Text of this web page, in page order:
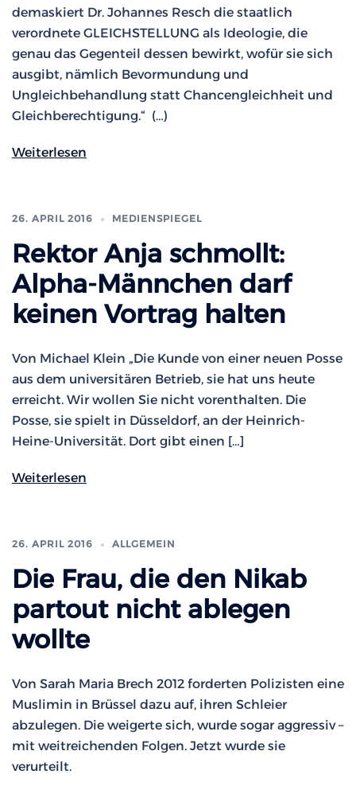
demaskiert Dr. Johannes Resch die staatlich
verordnete GLEICHSTELLUNG als Ideologie, die
genau das Gegenteil dessen bewirkt, wofür sie sich
ausgibt, nämlich Bevormundung und
Ungleichbehandlung statt Chancengleichheit und
Gleichberechtigung.“ (…)
Weiterlesen
26. APRIL 2016 MEDIENSPIEGEL
Rektor Anja schmollt:
Alpha-Männchen darf
keinen Vortrag halten
Von Michael Klein „Die Kunde von einer neuen Posse
aus dem universitären Betrieb, sie hat uns heute
erreicht. Wir wollen Sie nicht vorenthalten. Die
Posse, sie spielt in Düsseldorf, an der Heinrich-
Heine-Universität. Dort gibt einen […]
Weiterlesen
26. APRIL 2016 ALLGEMEIN
Die Frau, die den Nikab
partout nicht ablegen
wollte
Von Sarah Maria Brech 2012 forderten Polizisten eine
Muslimin in Brüssel dazu auf, ihren Schleier
abzulegen. Die weigerte sich, wurde sogar aggressiv –
mit weitreichenden Folgen. Jetzt wurde sie
verurteilt.